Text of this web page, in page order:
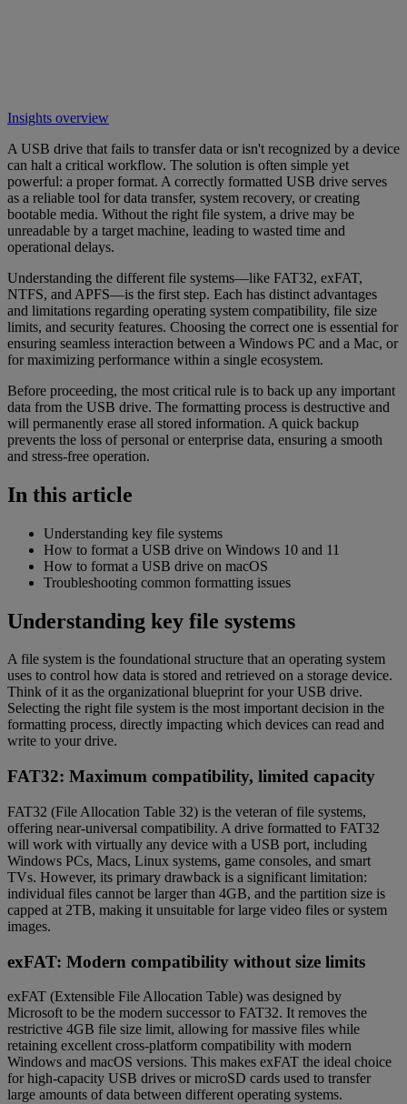
Insights overview
A USB drive that fails to transfer data or isn't recognized by a device
can halt a critical workflow. The solution is often simple yet
powerful: a proper format. A correctly formatted USB drive serves
as a reliable tool for data transfer, system recovery, or creating
bootable media. Without the right file system, a drive may be
unreadable by a target machine, leading to wasted time and
operational delays.
Understanding the different file systems—like FAT32, exFAT,
NTFS, and APFS—is the first step. Each has distinct advantages
and limitations regarding operating system compatibility, file size
limits, and security features. Choosing the correct one is essential for
ensuring seamless interaction between a Windows PC and a Mac, or
for maximizing performance within a single ecosystem.
Before proceeding, the most critical rule is to back up any important
data from the USB drive. The formatting process is destructive and
will permanently erase all stored information. A quick backup
prevents the loss of personal or enterprise data, ensuring a smooth
and stress-free operation.
In this article
Understanding key file systems
How to format a USB drive on Windows 10 and 11
How to format a USB drive on macOS
Troubleshooting common formatting issues
Understanding key file systems
A file system is the foundational structure that an operating system
uses to control how data is stored and retrieved on a storage device.
Think of it as the organizational blueprint for your USB drive.
Selecting the right file system is the most important decision in the
formatting process, directly impacting which devices can read and
write to your drive.
FAT32: Maximum compatibility, limited capacity
FAT32 (File Allocation Table 32) is the veteran of file systems,
offering near-universal compatibility. A drive formatted to FAT32
will work with virtually any device with a USB port, including
Windows PCs, Macs, Linux systems, game consoles, and smart
TVs. However, its primary drawback is a significant limitation:
individual files cannot be larger than 4GB, and the partition size is
capped at 2TB, making it unsuitable for large video files or system
images.
exFAT: Modern compatibility without size limits
exFAT (Extensible File Allocation Table) was designed by
Microsoft to be the modern successor to FAT32. It removes the
restrictive 4GB file size limit, allowing for massive files while
retaining excellent cross-platform compatibility with modern
Windows and macOS versions. This makes exFAT the ideal choice
for high-capacity USB drives or microSD cards used to transfer
large amounts of data between different operating systems.